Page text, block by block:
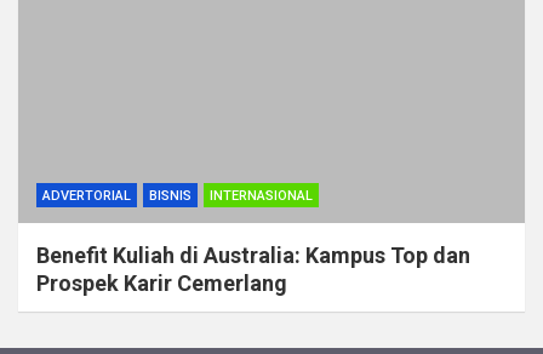
ADVERTORIAL BISNIS INTERNASIONAL
Benefit Kuliah di Australia: Kampus Top dan
Prospek Karir Cemerlang